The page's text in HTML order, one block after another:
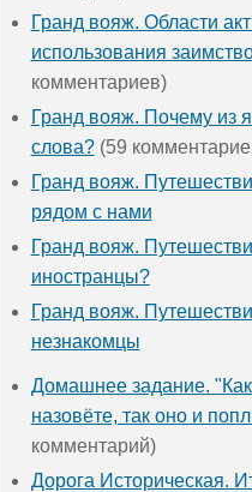
Гранд вояж. Области
использования
комментариев)
Гранд вояж. Почему из
слова?(59
Гранд вояж.
рядом с нами
Гранд вояж.
иностранцы?
Гранд вояж.
незнакомцы
Домашнее задание.
назовёте, так оно и
комментарий)
Дорога Историческая.